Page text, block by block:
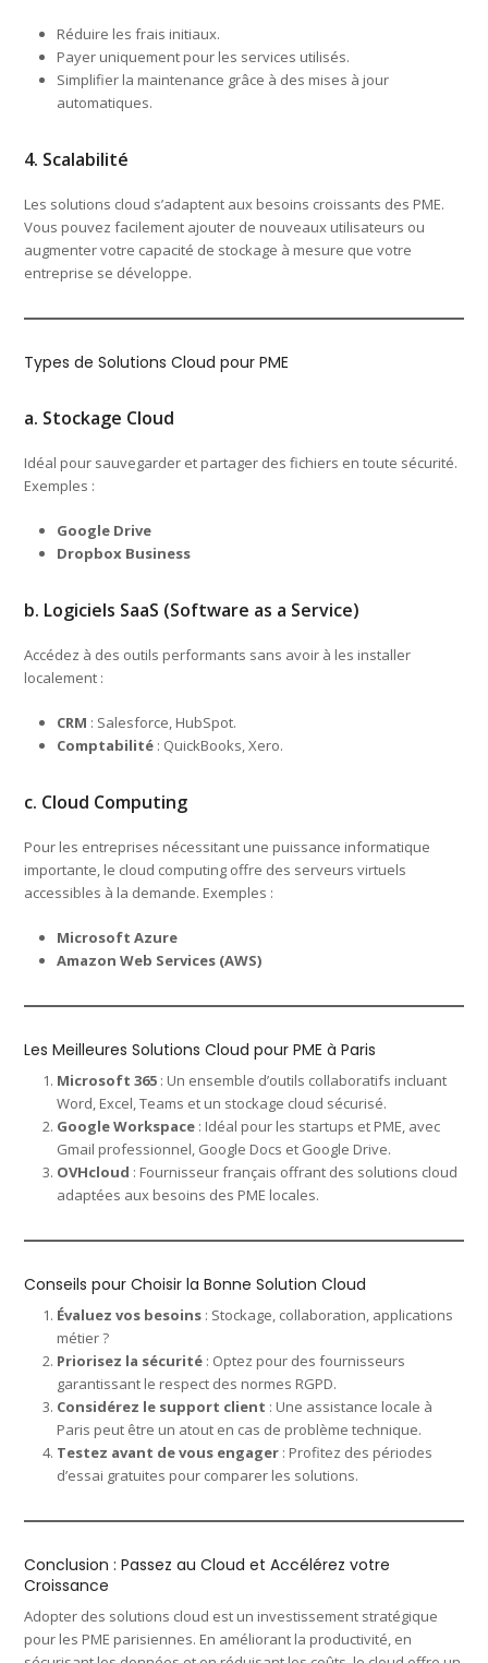
Réduire les frais initiaux.
Payer uniquement pour les services utilisés.
Simplifier la maintenance grâce à des mises à jour
automatiques.
4. Scalabilité
Les solutions cloud s’adaptent aux besoins croissants des PME.
Vous pouvez facilement ajouter de nouveaux utilisateurs ou
augmenter votre capacité de stockage à mesure que votre
entreprise se développe.
Types de Solutions Cloud pour PME
a. Stockage Cloud
Idéal pour sauvegarder et partager des fichiers en toute sécurité.
Exemples :
Google Drive
Dropbox Business
b. Logiciels SaaS (Software as a Service)
Accédez à des outils performants sans avoir à les installer
localement :
CRM : Salesforce, HubSpot.
Comptabilité : QuickBooks, Xero.
c. Cloud Computing
Pour les entreprises nécessitant une puissance informatique
importante, le cloud computing offre des serveurs virtuels
accessibles à la demande. Exemples :
Microsoft Azure
Amazon Web Services (AWS)
Les Meilleures Solutions Cloud pour PME à Paris
Microsoft 365 : Un ensemble d’outils collaboratifs incluant
Word, Excel, Teams et un stockage cloud sécurisé.
Google Workspace : Idéal pour les startups et PME, avec
Gmail professionnel, Google Docs et Google Drive.
OVHcloud : Fournisseur français offrant des solutions cloud
adaptées aux besoins des PME locales.
Conseils pour Choisir la Bonne Solution Cloud
Évaluez vos besoins : Stockage, collaboration, applications
métier ?
Priorisez la sécurité : Optez pour des fournisseurs
garantissant le respect des normes RGPD.
Considérez le support client : Une assistance locale à
Paris peut être un atout en cas de problème technique.
Testez avant de vous engager : Profitez des périodes
d’essai gratuites pour comparer les solutions.
Conclusion : Passez au Cloud et Accélérez votre
Croissance
Adopter des solutions cloud est un investissement stratégique
pour les PME parisiennes. En améliorant la productivité, en